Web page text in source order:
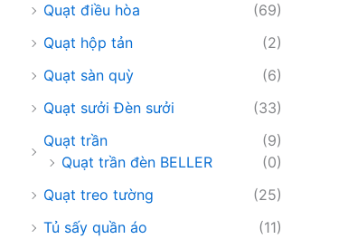
Quạt điều hòa
(69)
Quạt hộp tản
(2)
Quạt sàn quỳ
(6)
Quạt sưởi Đèn sưởi
(33)
Quạt trần
(9)
Quạt trần đèn BELLER
(0)
Quạt treo tường
(25)
Tủ sấy quần áo
(11)